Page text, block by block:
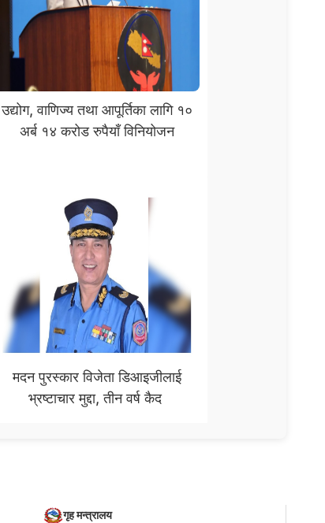
उद्योग, वाणिज्य तथा आपूर्तिका लागि १०
अर्ब १४ करोड रुपैयाँ विनियोजन
मदन पुरस्कार विजेता डिआइजीलाई
भ्रष्टाचार मुद्दा, तीन वर्ष कैद
गृह मन्त्रालय